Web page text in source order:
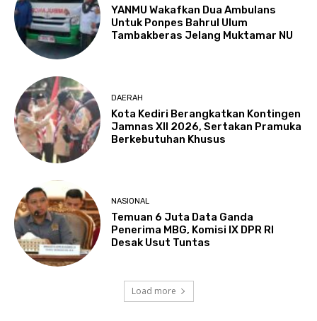
YANMU Wakafkan Dua Ambulans
Untuk Ponpes Bahrul Ulum
Tambakberas Jelang Muktamar NU
DAERAH
Kota Kediri Berangkatkan Kontingen
Jamnas XII 2026, Sertakan Pramuka
Berkebutuhan Khusus
NASIONAL
Temuan 6 Juta Data Ganda
Penerima MBG, Komisi IX DPR RI
Desak Usut Tuntas
Load more